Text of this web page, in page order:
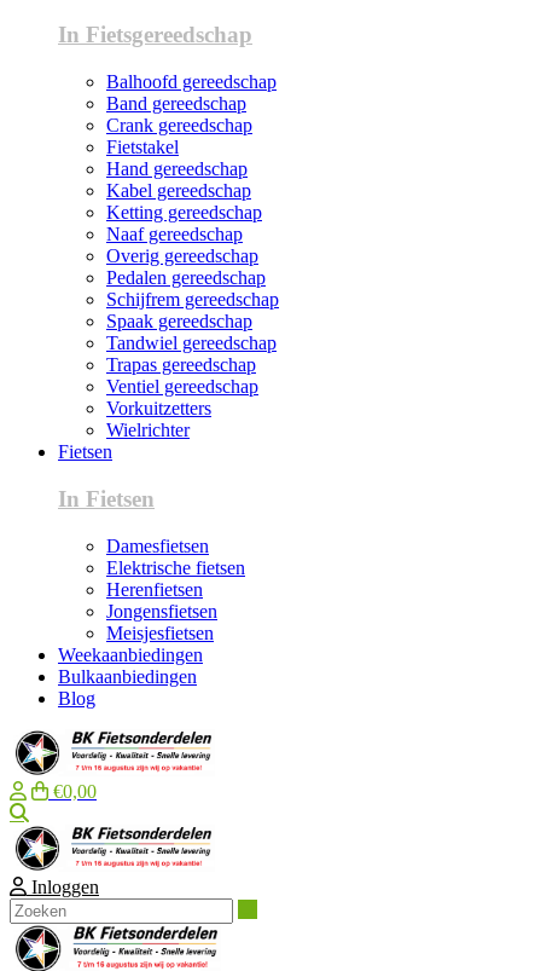
In Fietsgereedschap
Balhoofd gereedschap
Band gereedschap
Crank gereedschap
Fietstakel
Hand gereedschap
Kabel gereedschap
Ketting gereedschap
Naaf gereedschap
Overig gereedschap
Pedalen gereedschap
Schijfrem gereedschap
Spaak gereedschap
Tandwiel gereedschap
Trapas gereedschap
Ventiel gereedschap
Vorkuitzetters
Wielrichter
Fietsen
In Fietsen
Damesfietsen
Elektrische fietsen
Herenfietsen
Jongensfietsen
Meisjesfietsen
Weekaanbiedingen
Bulkaanbiedingen
Blog
€0,00
Inloggen